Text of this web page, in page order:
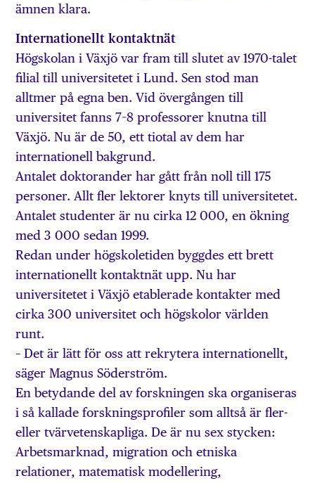
ämnen klara.
Internationellt kontaktnät
Högskolan i Växjö var fram till slutet av 1970-talet
filial till universitetet i Lund. Sen stod man
alltmer på egna ben. Vid övergången till
universitet fanns 7–8 professorer knutna till
Växjö. Nu är de 50, ett tiotal av dem har
internationell bakgrund.
Antalet doktorander har gått från noll till 175
personer. Allt fler lektorer knyts till universitetet.
Antalet studenter är nu cirka 12 000, en ökning
med 3 000 sedan 1999.
Redan under högskoletiden byggdes ett brett
internationellt kontaktnät upp. Nu har
universitetet i Växjö etablerade kontakter med
cirka 300 universitet och högskolor världen
runt.
– Det är lätt för oss att rekrytera internationellt,
säger Magnus Söderström.
En betydande del av forskningen ska organiseras
i så kallade forskningsprofiler som alltså är fler-
eller tvärvetenskapliga. De är nu sex stycken:
Arbetsmarknad, migration och etniska
relationer, matematisk modellering,